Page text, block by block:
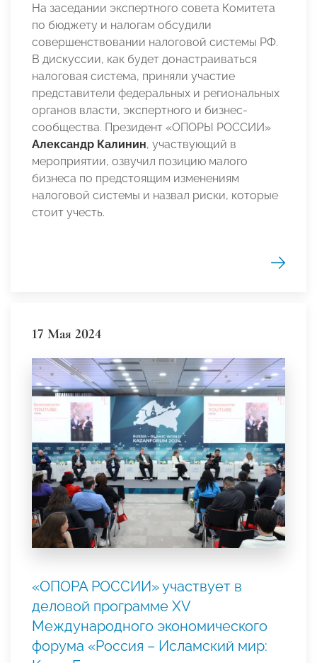
На заседании экспертного совета Комитета
по бюджету и налогам обсудили
совершенствовании налоговой системы РФ.
В дискуссии, как будет донастраиваться
налоговая система, приняли участие
представители федеральных и региональных
органов власти, экспертного и бизнес-
сообщества. Президент «ОПОРЫ РОССИИ»
Александр Калинин, участвующий в
мероприятии, озвучил позицию малого
бизнеса по предстоящим изменениям
налоговой системы и назвал риски, которые
стоит учесть.
17 Мая 2024
«ОПОРА РОССИИ» участвует в
деловой программе XV
Международного экономического
форума «Россия – Исламский мир: